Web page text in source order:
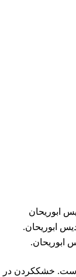
ابوریحان
ابوریحان.
ابوریحان.